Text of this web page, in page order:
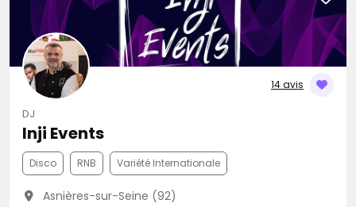
14 avis
DJ
Inji Events
Disco RNB Variété Internationale
Asnières-sur-Seine (92)